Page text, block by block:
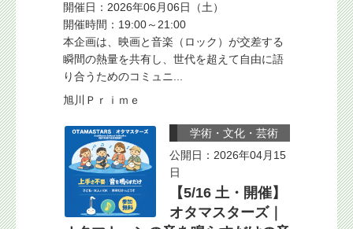
開催日：2026年06月06日（土）
開催時間：19:00～21:00
本企画は、映画と音楽（ロック）が交差する
瞬間の熱量を共有し、世代を超えて自由に語
り合うためのコミュニ...
旭川Ｐｒｉｍｅ
学術・文化・芸術
公開日：2026年04月15
日
【5/16 土・開催】
オタマスターズ｜